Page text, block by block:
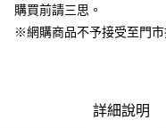
結帳頁面，進行簡訊認證並確
２．訂單成立數日內，您將收
３．收到繳費通知簡訊後14
後付繳納相關費用。
※ 交易是否成功請以「
7-11取貨付款
每筆NT$60，滿NT$1,500(
購買前請三思。
※網購商品不予接受至門市
詳細說明